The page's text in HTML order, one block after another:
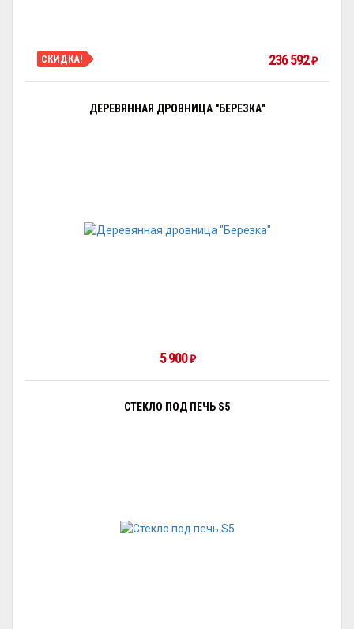
СКИДКА! 236 592 ₽
ДЕРЕВЯННАЯ ДРОВНИЦА "БЕРЕЗКА"
5 900 ₽
СТЕКЛО ПОД ПЕЧЬ S5